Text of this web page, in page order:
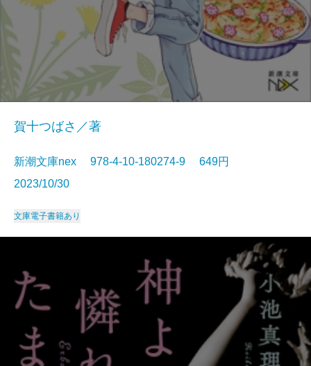
賀十つばさ／著
新潮文庫nex 978-4-10-180274-9 649円
2023/10/30
文庫電子書籍あり